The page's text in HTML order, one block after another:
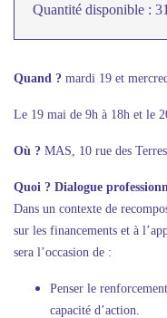
Quantité disponible : 31
Quand ? mardi 19 et
Le 19 mai de 9h à 18h et le
Où ? MAS, 10 rue des
Quoi ? Dialogue
Dans un contexte de
sur les financements et à
sera l’occasion de :
Penser le
capacité d’action.